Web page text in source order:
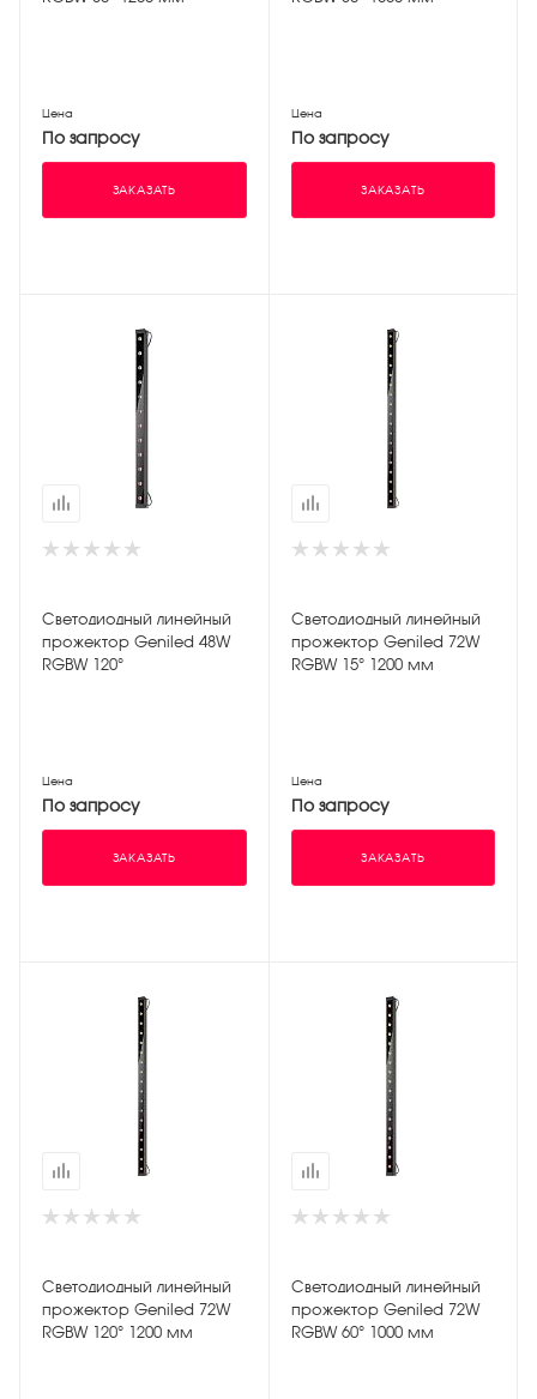
Цена
По запросу
ЗАКАЗАТЬ
Цена
По запросу
ЗАКАЗАТЬ
Светодиодный линейный
прожектор Geniled 48W
RGBW 120°
Цена
По запросу
ЗАКАЗАТЬ
Светодиодный линейный
прожектор Geniled 72W
RGBW 15° 1200 мм
Цена
По запросу
ЗАКАЗАТЬ
Светодиодный линейный
прожектор Geniled 72W
RGBW 120° 1200 мм
Светодиодный линейный
прожектор Geniled 72W
RGBW 60° 1000 мм